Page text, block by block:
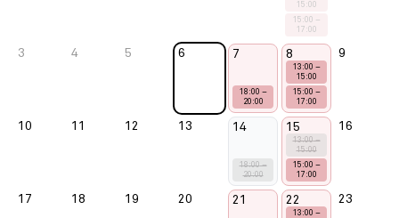
15:00
15:00 –
17:00
3 4 5 6 7
18:00 –
20:00
8
13:00 –
15:00
15:00 –
17:00
9
10 11 12 13 14
18:00–
20:00
15
13:00–
15:00
15:00 –
17:00
16
17 18 19 20 21 22
13:00 –
23